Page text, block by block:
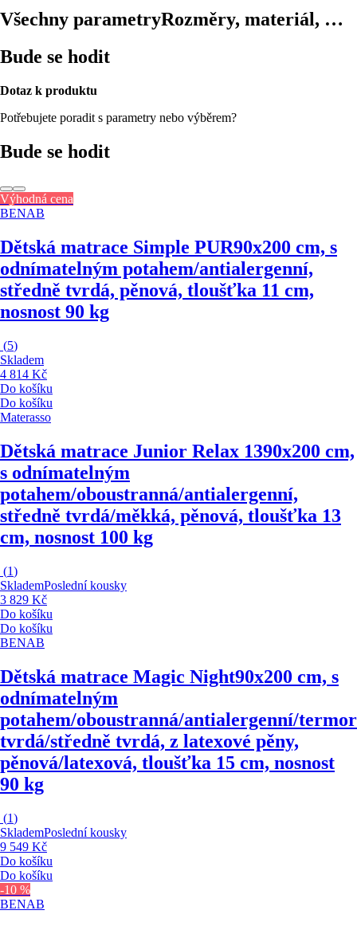
Všechny parametryRozměry, materiál, …
Bude se hodit
Dotaz k produktu
Potřebujete poradit s parametry nebo výběrem?
Bude se hodit
Výhodná cena
BENAB
Dětská matrace Simple PUR90x200 cm, s
odnímatelným potahem/antialergenní,
středně tvrdá, pěnová, tloušťka 11 cm,
nosnost 90 kg
(5)
Skladem
4 814 Kč
Do košíku
Do košíku
Materasso
Dětská matrace Junior Relax 1390x200 cm,
s odnímatelným
potahem/oboustranná/antialergenní,
středně tvrdá/měkká, pěnová, tloušťka 13
cm, nosnost 100 kg
(1)
SklademPoslední kousky
3 829 Kč
Do košíku
Do košíku
BENAB
Dětská matrace Magic Night90x200 cm, s
odnímatelným
potahem/oboustranná/antialergenní/
tvrdá/středně tvrdá, z latexové pěny,
pěnová/latexová, tloušťka 15 cm, nosnost
90 kg
(1)
SklademPoslední kousky
9 549 Kč
Do košíku
Do košíku
-10 %
BENAB